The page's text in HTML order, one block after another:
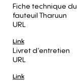
Fiche technique du
fauteuil Tharuun
URL
Link
Livret d’entretien
URL
Link